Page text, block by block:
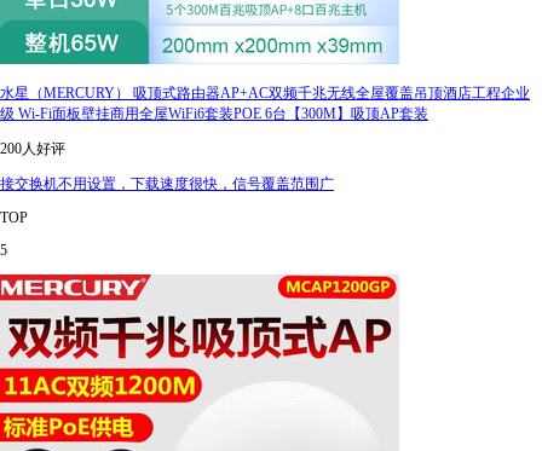
水星（MERCURY） 吸顶式路由器AP+AC双频千兆无线全屋覆盖吊顶酒店工程企业
级 Wi-Fi面板壁挂商用全屋WiFi6套装POE 6台【300M】吸顶AP套装
200人好评
接交换机不用设置，下载速度很快，信号覆盖范围广
TOP
5